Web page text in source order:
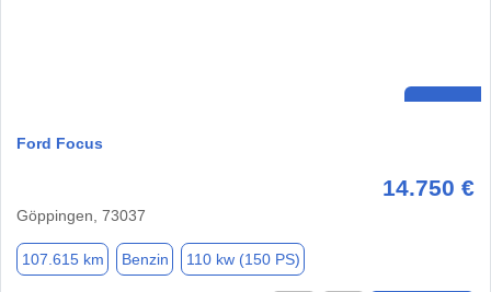
Ford Focus
14.750 €
Göppingen, 73037
107.615 km Benzin 110 kw (150 PS)